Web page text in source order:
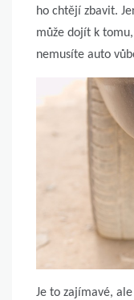
ho chtějí zbavit.
může dojít k
nemusíte auto
Je to zajímavé,